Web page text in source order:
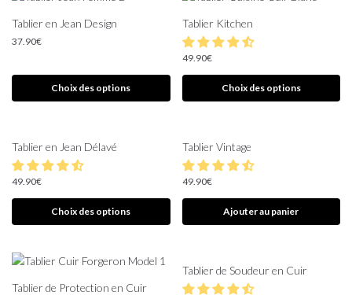
Tablier en Jean Design
37.90€
Choix des options
Tablier Kitchen
49.90€
Choix des options
Tablier en Jean Délavé
49.90€
Choix des options
Tablier Vintage
49.90€
Ajouter au panier
Tablier de Protection en Cuir
Tablier de Soudeur en Cuir